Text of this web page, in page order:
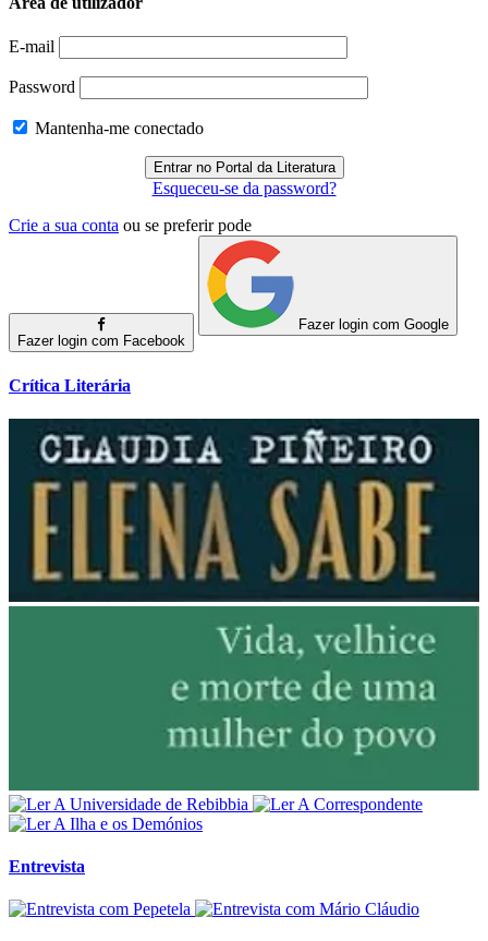
E-mail
Password
Mantenha-me conectado
Esqueceu-se da password?
Crie a sua conta ou se preferir pode
Fazer login com Facebook
Fazer login com Google
Crítica Literária
Entrevista